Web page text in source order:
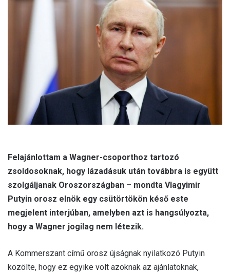
Felajánlottam a Wagner-csoporthoz tartozó
zsoldosoknak, hogy lázadásuk után továbbra is együtt
szolgáljanak Oroszországban – mondta Vlagyimir
Putyin orosz elnök egy csütörtökön késő este
megjelent interjúban, amelyben azt is hangsúlyozta,
hogy a Wagner jogilag nem létezik.
A Kommerszant című orosz újságnak nyilatkozó Putyin
közölte, hogy ez egyike volt azoknak az ajánlatoknak,